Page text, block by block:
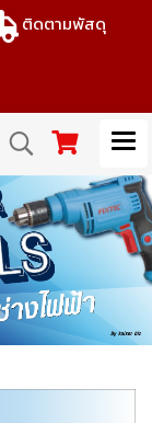
ติดตามพัสดุ